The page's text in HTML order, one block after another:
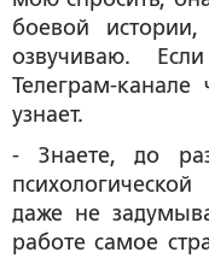
боевой
озвучиваю.
Телеграм-канале
узнает.
- Знаете, до
даже не
работе самое